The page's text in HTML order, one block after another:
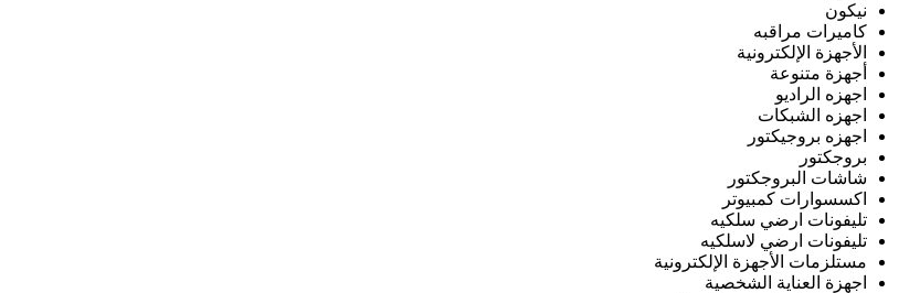
نيكون
كاميرات مراقبه
الأجهزة الإلكترونية
أجهزة متنوعة
اجهزه الراديو
اجهزه الشبكات
اجهزه بروجيكتور
بروجكتور
شاشات البروجكتور
اكسسوارات كمبيوتر
تليفونات ارضي سلكيه
تليفونات ارضي لاسلكيه
مستلزمات الأجهزة الإلكترونية
اجهزة العناية الشخصية